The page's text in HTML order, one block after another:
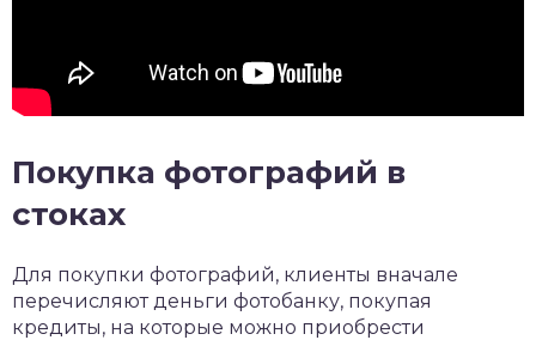
Покупка фотографий в
стоках
Для покупки фотографий, клиенты вначале
перечисляют деньги фотобанку, покупая
кредиты, на которые можно приобрести